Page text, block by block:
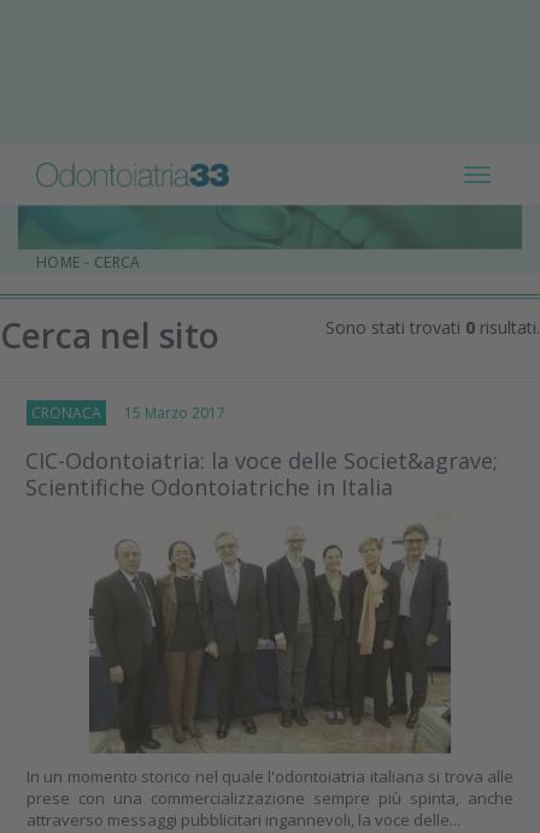
Toggle
HOME - CERCA
Cerca nel sito Sono stati trovati 0 risultati.
CRONACA 15 Marzo 2017
CIC-Odontoiatria: la voce delle Societ&agrave;
Scientifiche Odontoiatriche in Italia
In un momento storico nel quale l'odontoiatria italiana si trova alle
prese con una commercializzazione sempre più spinta, anche
attraverso messaggi pubblicitari ingannevoli, la voce delle...